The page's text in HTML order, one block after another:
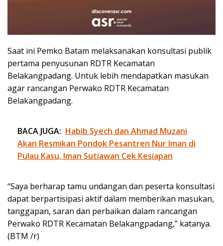
Saat ini Pemko Batam melaksanakan konsultasi publik
pertama penyusunan RDTR Kecamatan
Belakangpadang. Untuk lebih mendapatkan masukan
agar rancangan Perwako RDTR Kecamatan
Belakangpadang.
BACA JUGA: Habib Syech dan Ahmad Muzani
Akan Resmikan Pondok Pesantren Nur Iman di
Pulau Kasu, Iman Sutiawan Cek Kesiapan
“Saya berharap tamu undangan dan peserta konsultasi
dapat berpartisipasi aktif dalam memberikan masukan,
tanggapan, saran dan perbaikan dalam rancangan
Perwako RDTR Kecamatan Belakangpadang,” katanya.
(BTM /r)